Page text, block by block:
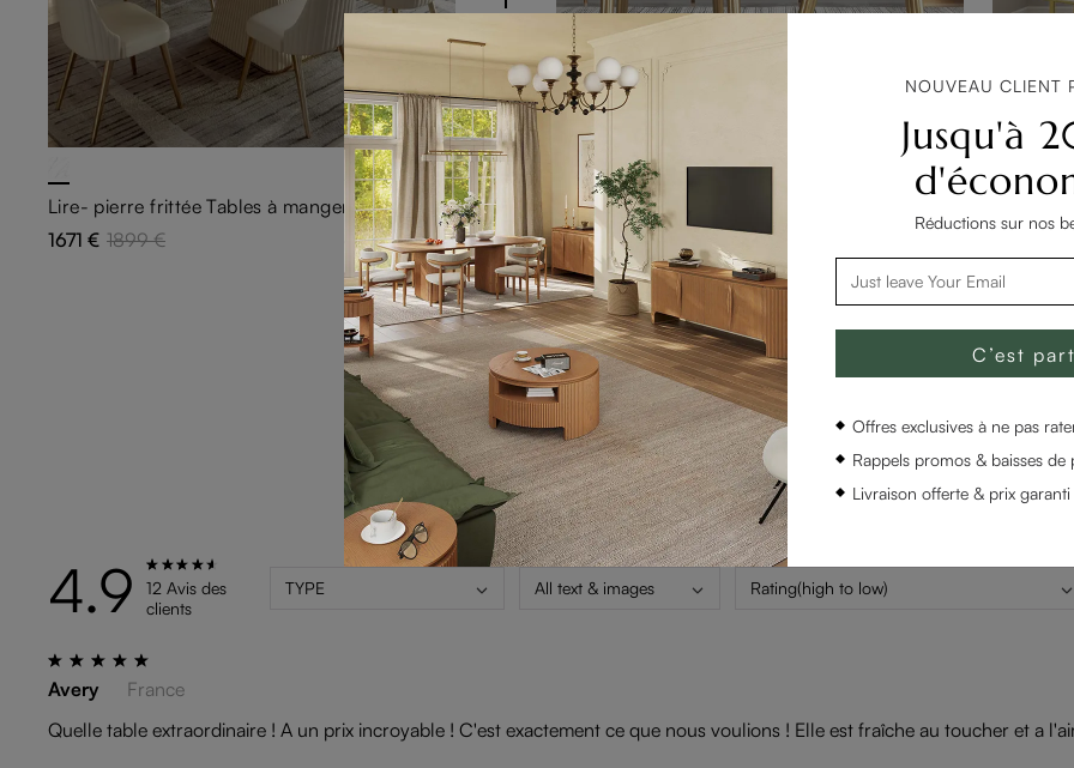
Lire- pierre frittée Tables à manger
1671 € 1899 € 12
483 €
549 €
Ajouter au Panier
Évaluations et avis
4.9
12 Avis des
clients
TYPE All text & images Rating(high to low)
Avery
France
Quelle table extraordinaire ! A un prix incroyable ! C'est exactement ce que nous voulions ! Elle est fraîche au toucher et a
NOUVEAU CLIENT
Jusqu'à
Réductions sur nos
C’est
Offres exclusives à ne pas
Rappels promos & baisses de
Livraison offerte & prix